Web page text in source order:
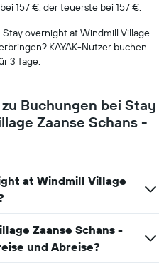
157 €, der teuerste bei 157 €.
overnight at Windmill Village
KAYAK-Nutzer buchen
3 Tage.
Buchungen bei Stay
Zaanse Schans -
at Windmill Village
Zaanse Schans -
und Abreise?